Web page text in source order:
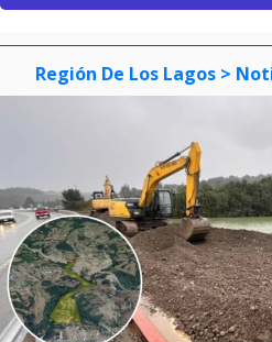
Región De Los Lagos >